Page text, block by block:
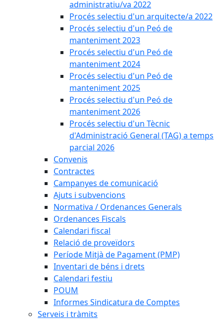
administratiu/va 2022
Procés selectiu d'un arquitecte/a 2022
Procés selectiu d'un Peó de
manteniment 2023
Procés selectiu d'un Peó de
manteniment 2024
Procés selectiu d'un Peó de
manteniment 2025
Procés selectiu d'un Peó de
manteniment 2026
Procés selectiu d'un Tècnic
d'Administració General (TAG) a temps
parcial 2026
Convenis
Contractes
Campanyes de comunicació
Ajuts i subvencions
Normativa / Ordenances Generals
Ordenances Fiscals
Calendari fiscal
Relació de proveïdors
Període Mitjà de Pagament (PMP)
Inventari de béns i drets
Calendari festiu
POUM
Informes Sindicatura de Comptes
Serveis i tràmits